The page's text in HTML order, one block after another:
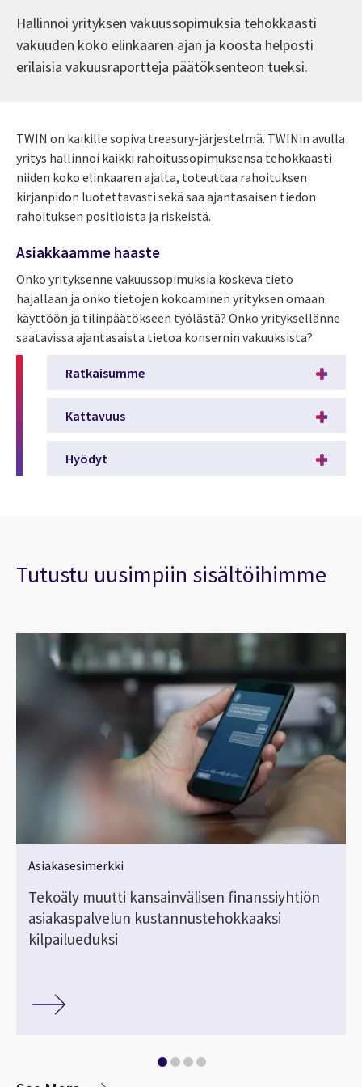
Hallinnoi yrityksen vakuussopimuksia tehokkaasti
vakuuden koko elinkaaren ajan ja koosta helposti
erilaisia vakuusraportteja päätöksenteon tueksi.
TWIN on kaikille sopiva treasury-järjestelmä. TWINin avulla
yritys hallinnoi kaikki rahoitussopimuksensa tehokkaasti
niiden koko elinkaaren ajalta, toteuttaa rahoituksen
kirjanpidon luotettavasti sekä saa ajantasaisen tiedon
rahoituksen positioista ja riskeistä.
Asiakkaamme haaste
Onko yrityksenne vakuussopimuksia koskeva tieto
hajallaan ja onko tietojen kokoaminen yrityksen omaan
käyttöön ja tilinpäätökseen työlästä? Onko yrityksellänne
saatavissa ajantasaista tietoa konsernin vakuuksista?
Ratkaisumme
Kattavuus
Hyödyt
Tutustu uusimpiin sisältöihimme
Asiakasesimerkki
Tekoäly muutti kansainvälisen finanssiyhtiön
asiakaspalvelun kustannustehokkaaksi
kilpailueduksi